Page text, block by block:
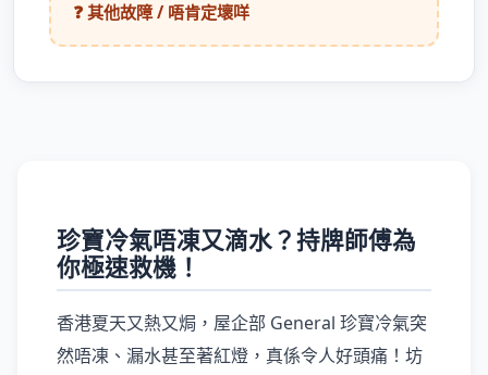
❓ 其他故障 / 唔肯定壞咩
珍寶冷氣唔凍又滴水？持牌師傅為
你極速救機！
香港夏天又熱又焗，屋企部 General 珍寶冷氣突
然唔凍、漏水甚至著紅燈，真係令人好頭痛！坊